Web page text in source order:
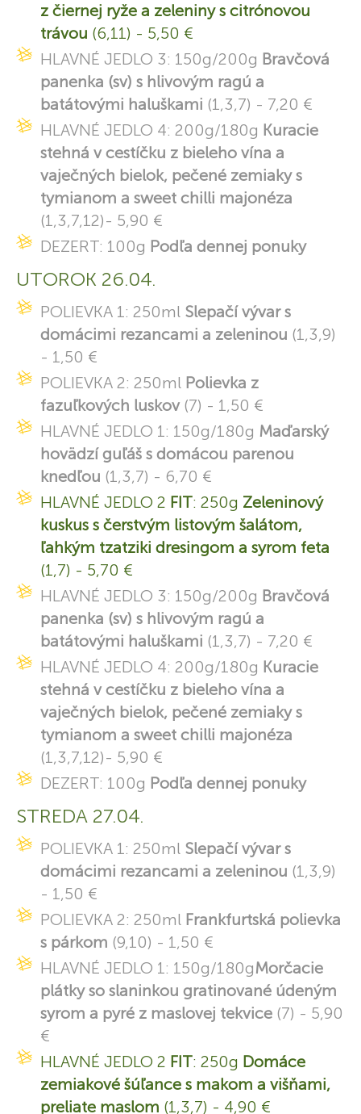
z čiernej ryže a zeleniny s citrónovou
trávou (6,11) - 5,50 €
HLAVNÉ JEDLO 3: 150g/200g Bravčová
panenka (sv) s hlivovým ragú a
batátovými haluškami (1,3,7) - 7,20 €
HLAVNÉ JEDLO 4: 200g/180g Kuracie
stehná v cestíčku z bieleho vína a
vaječných bielok, pečené zemiaky s
tymianom a sweet chilli majonéza
(1,3,7,12)- 5,90 €
DEZERT: 100g Podľa dennej ponuky
UTOROK 26.04.
POLIEVKA 1: 250ml Slepačí vývar s
domácimi rezancami a zeleninou (1,3,9)
- 1,50 €
POLIEVKA 2: 250ml Polievka z
fazuľkových luskov(7) - 1,50 €
HLAVNÉ JEDLO 1: 150g/180g Maďarský
hovädzí guľáš s domácou parenou
knedľou (1,3,7) - 6,70 €
HLAVNÉ JEDLO 2 FIT: 250g Zeleninový
kuskus s čerstvým listovým šalátom,
ľahkým tzatziki dresingom a syrom feta
(1,7) - 5,70 €
HLAVNÉ JEDLO 3: 150g/200g Bravčová
panenka (sv) s hlivovým ragú a
batátovými haluškami (1,3,7) - 7,20 €
HLAVNÉ JEDLO 4: 200g/180g Kuracie
stehná v cestíčku z bieleho vína a
vaječných bielok, pečené zemiaky s
tymianom a sweet chilli majonéza
(1,3,7,12)- 5,90 €
DEZERT: 100g Podľa dennej ponuky
STREDA 27.04.
POLIEVKA 1: 250ml Slepačí vývar s
domácimi rezancami a zeleninou (1,3,9)
- 1,50 €
POLIEVKA 2: 250ml Frankfurtská polievka
s párkom (9,10) - 1,50 €
HLAVNÉ JEDLO 1: 150g/180gMorčacie
plátky so slaninkou gratinované údeným
syrom a pyré z maslovej tekvice (7) - 5,90
€
HLAVNÉ JEDLO 2 FIT: 250g Domáce
zemiakové šúľance s makom a višňami,
preliate maslom (1,3,7) - 4,90 €